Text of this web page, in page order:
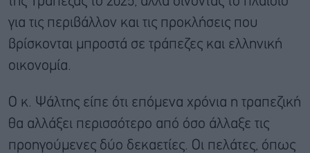
για τις περιβάλλον και τις προκλήσεις που
βρίσκονται μπροστά σε τράπεζες και ελληνική
οικονομία.
Ο κ. Ψάλτης είπε ότι επόμενα χρόνια η τραπεζική
θα αλλάξει περισσότερο από όσο άλλαξε τις
προηγούμενες δύο δεκαετίες. Οι πελάτες, όπως